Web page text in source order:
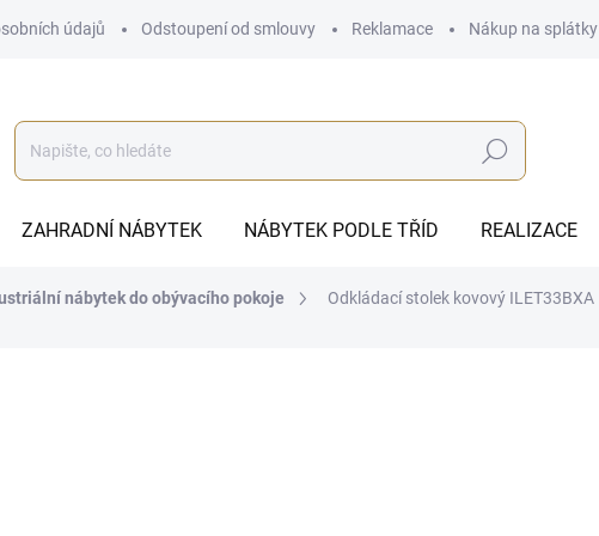
údajů Odstoupení od smlouvy Reklamace Nákup na splátky
Hledat
ZAHRADNÍ NÁBYTEK NÁBYTEK PODLE TŘÍD REALIZACE
nábytek do obývacího pokoje Odkládací stolek kovový ILET33BXA